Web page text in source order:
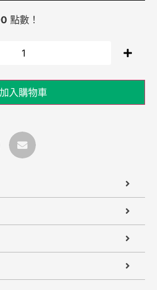
點數！
加入購物車